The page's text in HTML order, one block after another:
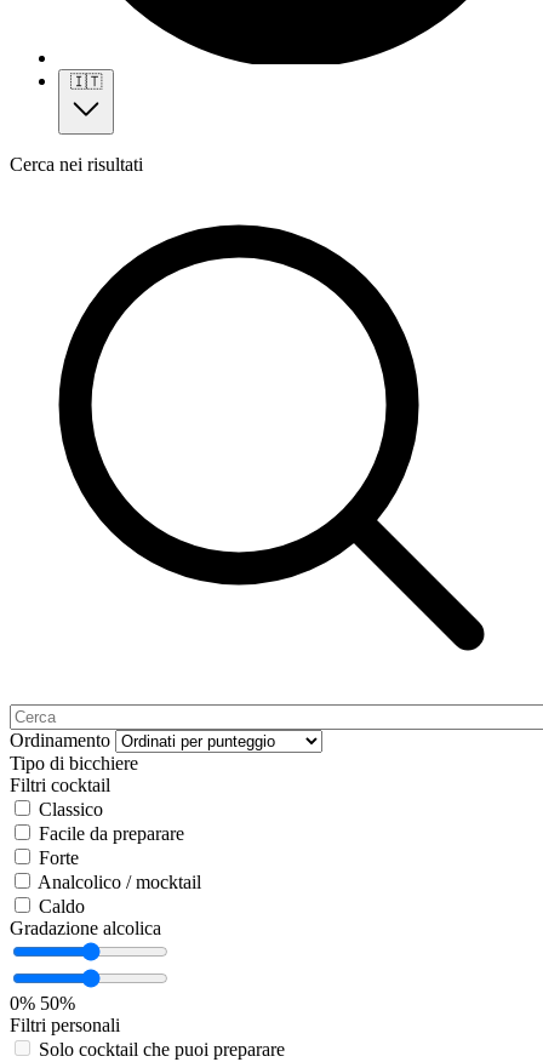
🇮🇹
Cerca nei risultati
Ordinamento
Tipo di bicchiere
Filtri cocktail
Classico
Facile da preparare
Forte
Analcolico / mocktail
Caldo
Gradazione alcolica
0% 50%
Filtri personali
Solo cocktail che puoi preparare